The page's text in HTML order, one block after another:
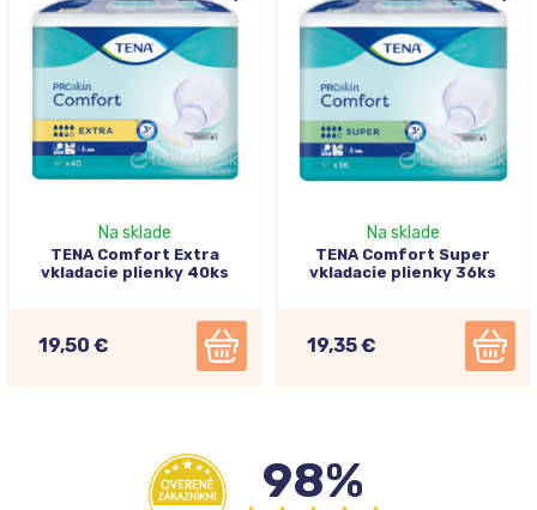
Na sklade
TENA Comfort Extra
vkladacie plienky 40ks
19,50 €
Na sklade
TENA Comfort Super
vkladacie plienky 36ks
19,35 €
98%